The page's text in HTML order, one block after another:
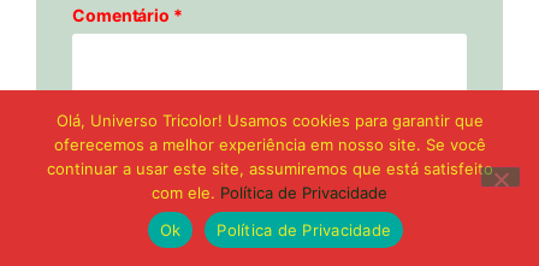
Comentário *
Olá, Universo Tricolor! Usamos cookies para garantir que
oferecemos a melhor experiência em nosso site. Se você
continuar a usar este site, assumiremos que está satisfeito
com ele. Política de Privacidade
Ok
Política de Privacidade